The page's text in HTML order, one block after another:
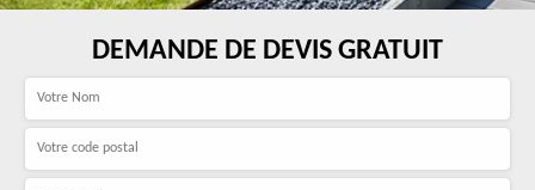
DEMANDE DE DEVIS GRATUIT